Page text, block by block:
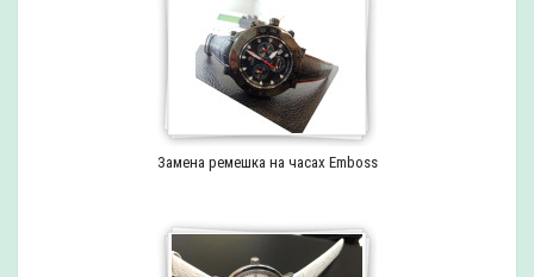
Замена ремешка на часах Emboss